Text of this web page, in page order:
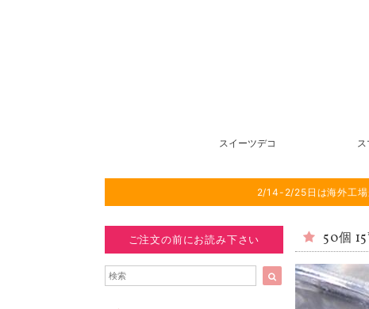
スイーツデコ
2/14-2/25日は海外工場
ご注文の前にお読み下さい 50個